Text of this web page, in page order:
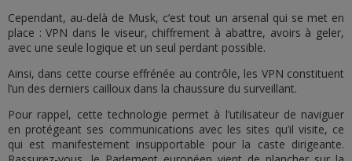
Cependant, au-delà de Musk, c’est tout un arsenal qui se met en
place : VPN dans le viseur, chiffrement à abattre, avoirs à geler,
avec une seule logique et un seul perdant possible.
Ainsi, dans cette course effrénée au contrôle, les VPN constituent
l’un des derniers cailloux dans la chaussure du surveillant.
Pour rappel, cette technologie permet à l’utilisateur de naviguer
en protégeant ses communications avec les sites qu’il visite, ce
qui est manifestement insupportable pour la caste dirigeante.